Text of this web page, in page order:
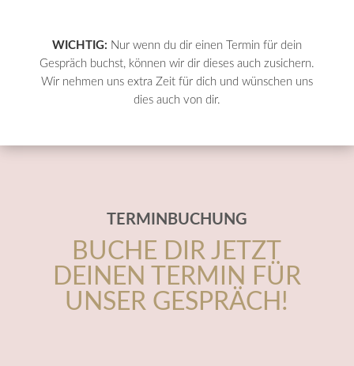
WICHTIG: Nur wenn du dir einen Termin für dein
Gespräch buchst, können wir dir dieses auch zusichern.
Wir nehmen uns extra Zeit für dich und wünschen uns
dies auch von dir.
TERMINBUCHUNG
BUCHE DIR JETZT
DEINEN TERMIN FÜR
UNSER GESPRÄCH!